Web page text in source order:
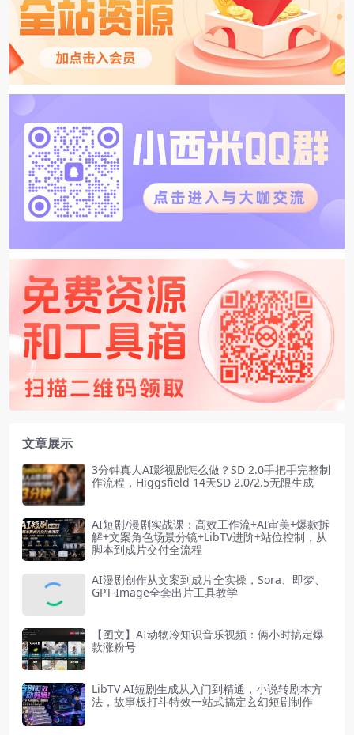
文章展示
3分钟真人AI影视剧怎么做？SD 2.0手把手完整制
作流程，Higgsfield 14天SD 2.0/2.5无限生成
AI短剧/漫剧实战课：高效工作流+AI审美+爆款拆
解+文案角色场景分镜+LibTV进阶+站位控制，从
脚本到成片交付全流程
AI漫剧创作从文案到成片全实操，Sora、即梦、
GPT-Image全套出片工具教学
【图文】AI动物冷知识音乐视频：俩小时搞定爆
款涨粉号
LibTV AI短剧生成从入门到精通，小说转剧本方
法，故事板打斗特效一站式搞定玄幻短剧制作